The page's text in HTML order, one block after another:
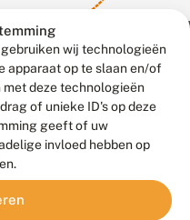
wij technologieën
apparaat op te slaan en/of
met deze technologieën
of unieke ID's op deze
geeft of uw
invloed hebben op
, ontworpen door